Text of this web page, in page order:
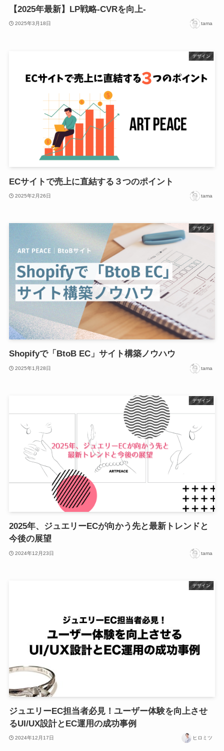
【2025年最新】LP戦略-CVRを向上-
2025年3月18日 tama
デザイン
ECサイトで売上に直結する３つのポイント
2025年2月26日 tama
デザイン
Shopifyで「BtoB EC」サイト構築ノウハウ
2025年1月28日 tama
デザイン
2025年、ジュエリーECが向かう先と最新トレンドと
今後の展望
2024年12月23日 tama
デザイン
ジュエリーEC担当者必見！ユーザー体験を向上させ
るUI/UX設計とEC運用の成功事例
2024年12月17日 ヒロミツ